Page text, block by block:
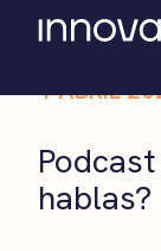
1 ABRIL
hablas?